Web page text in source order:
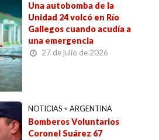
Una autobomba de la
Unidad 24 volcó en Río
Gallegos cuando acudía a
una emergencia
27 de julio de 2026
NOTICIAS • ARGENTINA
Bomberos Voluntarios
Coronel Suárez 67